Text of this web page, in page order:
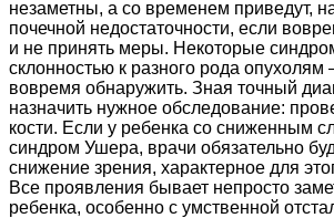
незаметны, а со временем приведут,
почечной недостаточности, если
и не принять меры. Некоторые
склонностью к разного рода
вовремя обнаружить. Зная точный
назначить нужное обследование:
кости. Если у ребенка со сниженным
синдром Ушера, врачи обязательно
снижение зрения, характерное для
Все проявления бывает непросто
ребенка, особенно с умственной